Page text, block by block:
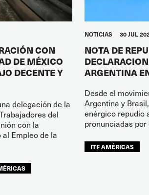
CON
DE MÉXICO
DECENTE Y
delegación de la
del
con la
Empleo de la
NOTICIAS 30 JUL
NOTA DE
ARGENTINA
Desde el
Argentina y
enérgico repudio
pronunciadas
ITF AMÉRICAS